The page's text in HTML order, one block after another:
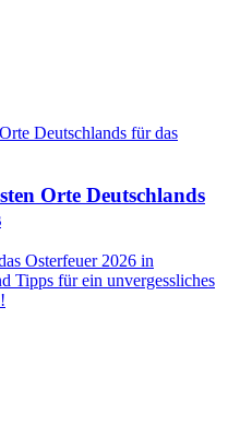
Orte Deutschlands
Osterfeuer 2026 in
Tipps für ein unvergessliches